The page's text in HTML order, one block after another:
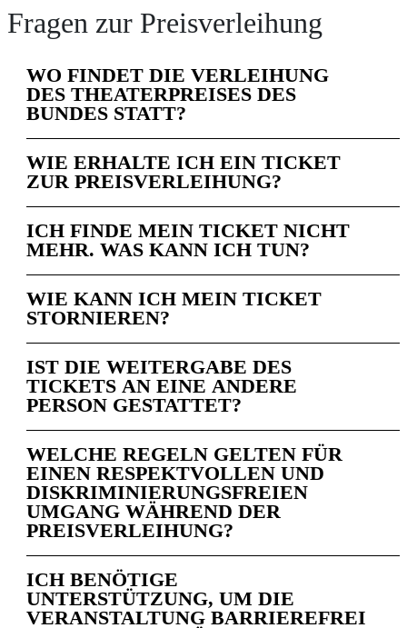
Fragen zur Preisverleihung
WO FINDET DIE VERLEIHUNG
DES THEATERPREISES DES
BUNDES STATT?
WIE ERHALTE ICH EIN TICKET
ZUR PREISVERLEIHUNG?
ICH FINDE MEIN TICKET NICHT
MEHR. WAS KANN ICH TUN?
WIE KANN ICH MEIN TICKET
STORNIEREN?
IST DIE WEITERGABE DES
TICKETS AN EINE ANDERE
PERSON GESTATTET?
WELCHE REGELN GELTEN FÜR
EINEN RESPEKTVOLLEN UND
DISKRIMINIERUNGSFREIEN
UMGANG WÄHREND DER
PREISVERLEIHUNG?
ICH BENÖTIGE
UNTERSTÜTZUNG, UM DIE
VERANSTALTUNG BARRIEREFREI